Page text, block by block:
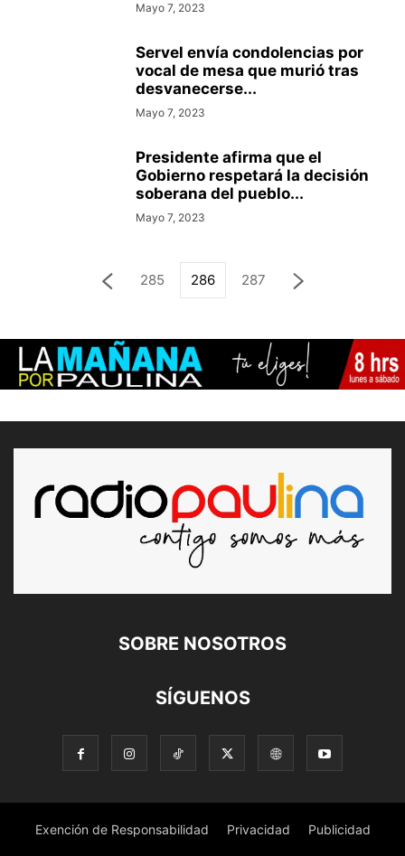
Mayo 7, 2023
Servel envía condolencias por
vocal de mesa que murió tras
desvanecerse...
Mayo 7, 2023
Presidente afirma que el
Gobierno respetará la decisión
soberana del pueblo...
Mayo 7, 2023
285 286 287
SOBRE NOSOTROS
SÍGUENOS
Exención de Responsabilidad Privacidad Publicidad